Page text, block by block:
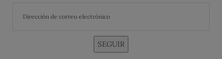
SEGUIR